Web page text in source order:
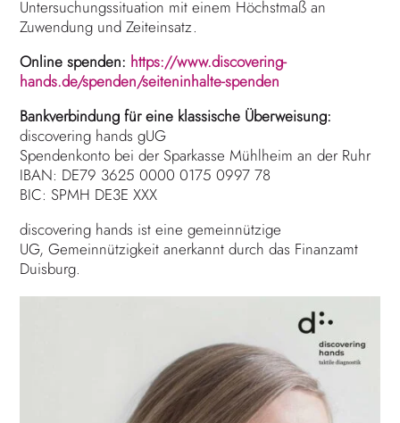
Untersuchungssituation mit einem Höchstmaß an
Zuwendung und Zeiteinsatz.
Online spenden: https://www.discovering-
hands.de/spenden/seiteninhalte-spenden
Bankverbindung für eine klassische Überweisung:
discovering hands gUG
Spendenkonto bei der Sparkasse Mühlheim an der Ruhr
IBAN: DE79 3625 0000 0175 0997 78
BIC: SPMH DE3E XXX
discovering hands ist eine gemeinnützige
UG, Gemeinnützigkeit anerkannt durch das Finanzamt
Duisburg.